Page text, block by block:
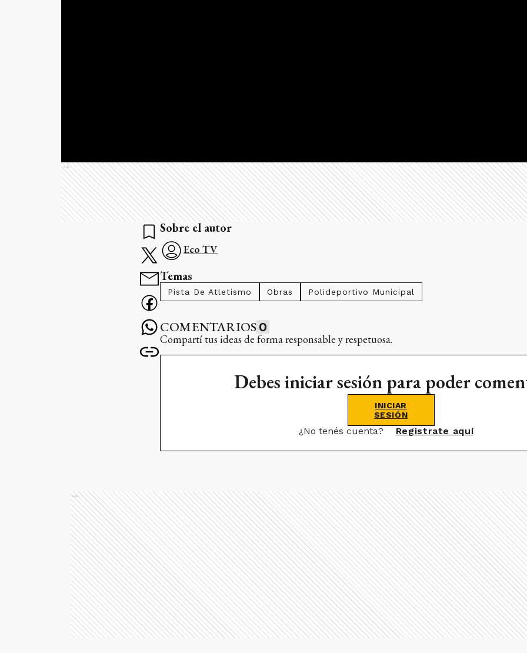
Ads
Sobre el autor
Eco TV
Temas
Pista De Atletismo Obras Polideportivo Municipal
COMENTARIOS 0
Compartí tus ideas de forma responsable y respetuosa.
Debes iniciar sesión para poder
INICIAR
SESIÓN
¿No tenés cuenta? Registrate aquí
Ads